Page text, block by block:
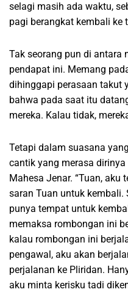
selagi masih ada waktu,
pagi berangkat kembali ke
Tak seorang pun di antara
pendapat ini. Memang
dihinggapi perasaan takut
bahwa pada saat itu
mereka. Kalau tidak,
Tetapi dalam suasana
cantik yang merasa
Mahesa Jenar. “Tuan, aku
saran Tuan untuk
punya tempat untuk
memaksa rombongan ini
kalau rombongan ini
pengawal, aku akan
perjalanan ke Pliridan.
aku minta kerisku tadi